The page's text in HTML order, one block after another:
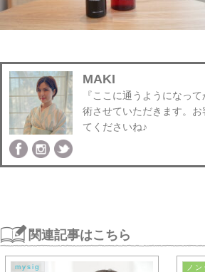
MAKI
『ここに通うようになっ
術させていただきます。
てくださいね♪
関連記事はこちら
mysig ノ